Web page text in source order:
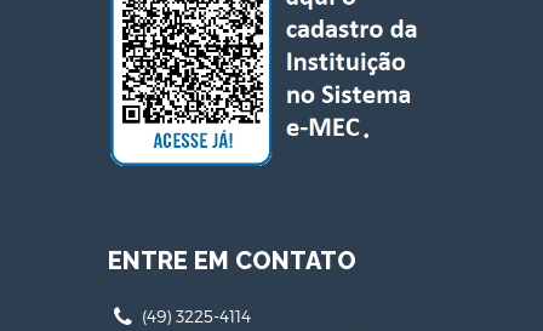
ENTRE EM CONTATO
(49) 3225-4114